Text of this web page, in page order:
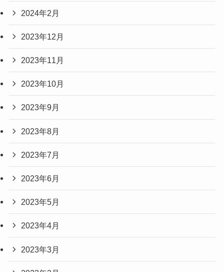
2024年2月
2023年12月
2023年11月
2023年10月
2023年9月
2023年8月
2023年7月
2023年6月
2023年5月
2023年4月
2023年3月